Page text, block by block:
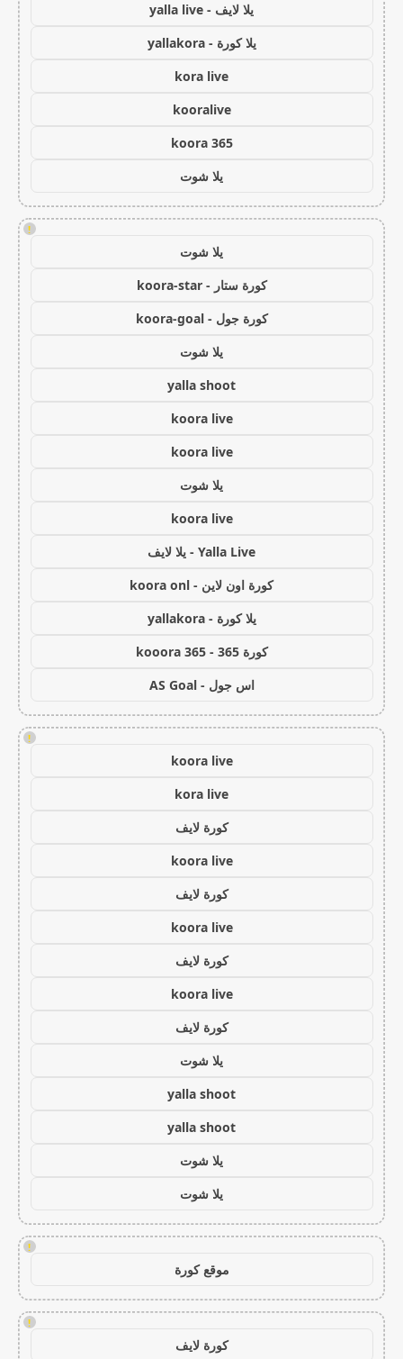
يلا لايف - yalla live
يلا كورة - yallakora
kora live
kooralive
koora 365
يلا شوت
!
يلا شوت
كورة ستار - koora-star
كورة جول - koora-goal
يلا شوت
yalla shoot
koora live
koora live
يلا شوت
koora live
Yalla Live - يلا لايف
كورة اون لاين - koora onl
يلا كورة - yallakora
كورة 365 - kooora 365
اس جول - AS Goal
!
koora live
kora live
كورة لايف
koora live
كورة لايف
koora live
كورة لايف
koora live
كورة لايف
يلا شوت
yalla shoot
yalla shoot
يلا شوت
يلا شوت
!
موقع كورة
!
كورة لايف